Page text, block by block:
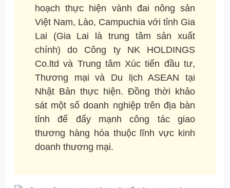
hoạch thực hiện vành đai nông sản
Việt Nam, Lào, Campuchia với tỉnh Gia
Lai (Gia Lai là trung tâm sản xuất
chính) do Công ty NK HOLDINGS
Co.ltd và Trung tâm Xúc tiến đầu tư,
Thương mại và Du lịch ASEAN tại
Nhật Bản thực hiện. Đồng thời khảo
sát một số doanh nghiệp trên địa bàn
tỉnh để đẩy mạnh công tác giao
thương hàng hóa thuộc lĩnh vực kinh
doanh thương mại.